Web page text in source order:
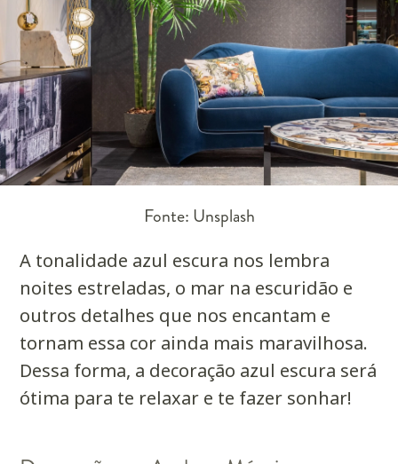
Fonte: Unsplash
A tonalidade azul escura nos lembra
noites estreladas, o mar na escuridão e
outros detalhes que nos encantam e
tornam essa cor ainda mais maravilhosa.
Dessa forma, a decoração azul escura será
ótima para te relaxar e te fazer sonhar!